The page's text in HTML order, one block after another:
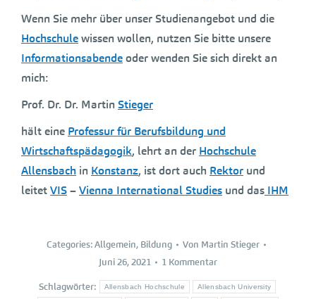
Wenn Sie mehr über unser Studienangebot und die
Hochschulewissen wollen, nutzen Sie bitte unsere
Informationsabendeoder wenden Sie sich direkt an
mich:
Prof. Dr. Dr. Martin Stieger
hält eine Professur für Berufsbildung und
Wirtschaftspädagogik, lehrt an der Hochschule
Allensbach in Konstanz, ist dort auch Rektor und
leitetVIS–Vienna International Studies und das IHM
Categories:Allgemein, Bildung Von Martin Stieger
Juni 26, 2021
1 Kommentar
Schlagwörter: Allensbach Hochschule Allensbach University